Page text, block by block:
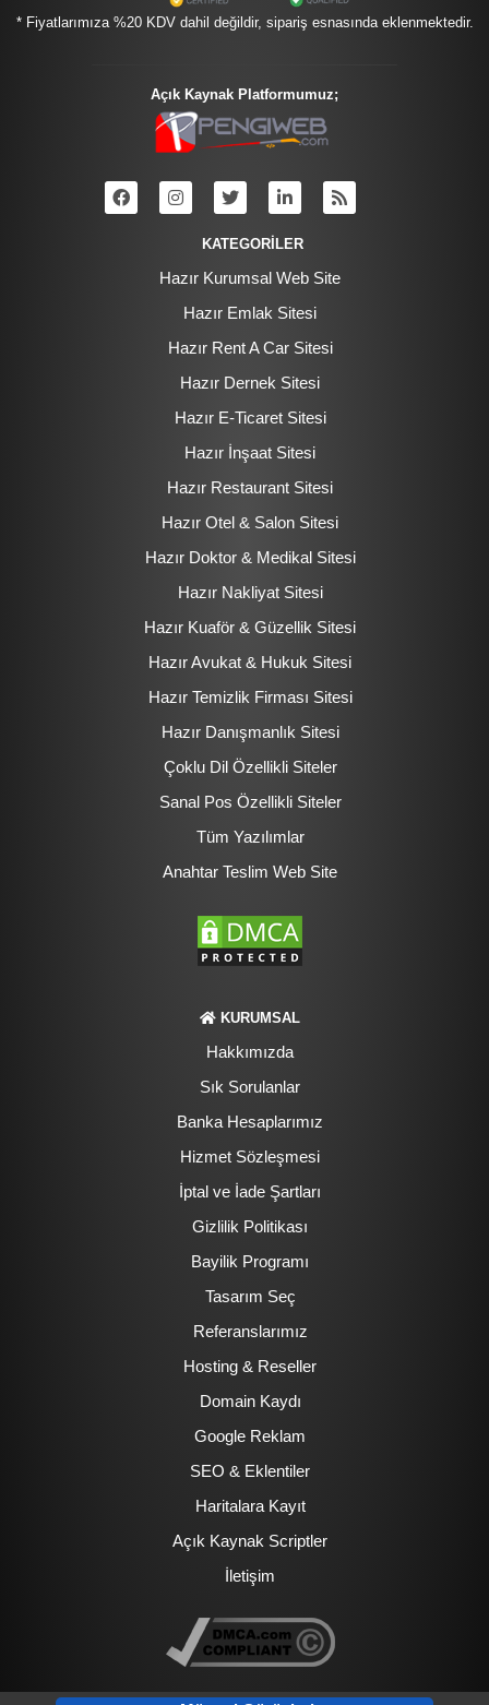
* Fiyatlarımıza %20 KDV dahil değildir, sipariş esnasında eklenmektedir.
Açık Kaynak Platformumuz;
KATEGORİLER
Hazır Kurumsal Web Site
Hazır Emlak Sitesi
Hazır Rent A Car Sitesi
Hazır Dernek Sitesi
Hazır E-Ticaret Sitesi
Hazır İnşaat Sitesi
Hazır Restaurant Sitesi
Hazır Otel & Salon Sitesi
Hazır Doktor & Medikal Sitesi
Hazır Nakliyat Sitesi
Hazır Kuaför & Güzellik Sitesi
Hazır Avukat & Hukuk Sitesi
Hazır Temizlik Firması Sitesi
Hazır Danışmanlık Sitesi
Çoklu Dil Özellikli Siteler
Sanal Pos Özellikli Siteler
Tüm Yazılımlar
Anahtar Teslim Web Site
KURUMSAL
Hakkımızda
Sık Sorulanlar
Banka Hesaplarımız
Hizmet Sözleşmesi
İptal ve İade Şartları
Gizlilik Politikası
Bayilik Programı
Tasarım Seç
Referanslarımız
Hosting & Reseller
Domain Kaydı
Google Reklam
SEO & Eklentiler
Haritalara Kayıt
Açık Kaynak Scriptler
İletişim